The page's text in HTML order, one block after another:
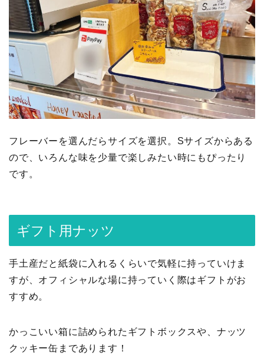
フレーバーを選んだらサイズを選択。Sサイズからある
ので、いろんな味を少量で楽しみたい時にもぴったり
です。
ギフト用ナッツ
手土産だと紙袋に入れるくらいで気軽に持っていけま
すが、オフィシャルな場に持っていく際はギフトがお
すすめ。
かっこいい箱に詰められたギフトボックスや、ナッツ
クッキー缶まであります！